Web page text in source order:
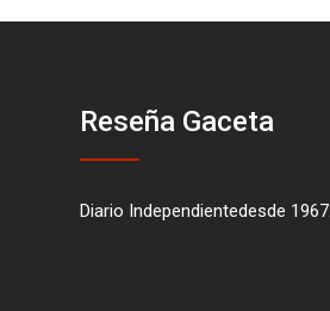
Reseña Gaceta
Diario Independientedesde 1967.